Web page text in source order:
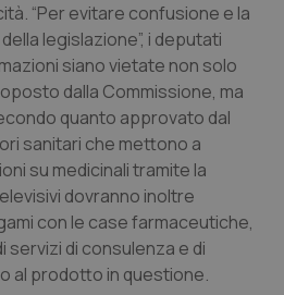
urogenitali
“Per evitare confusione e la
legislazione”, i deputati
siano vietate non solo
dalla Commissione, ma
quanto approvato dal
sanitari che mettono a
su medicinali tramite la
dovranno inoltre
con le case farmaceutiche,
servizi di consulenza e di
al prodotto in questione.